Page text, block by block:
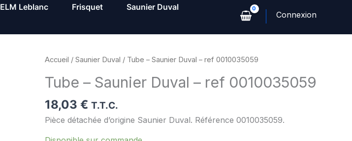
ELM Leblanc Frisquet
Saunier Duval
Accueil / Saunier Duval / Tube – Saunier Duval – ref 0010035059
Tube – Saunier Duval – ref 0010035059
18,03 € T.T.C.
Pièce détachée d’origine Saunier Duval. Référence 0010035059.
quantité
Tube
Saunier
Duval